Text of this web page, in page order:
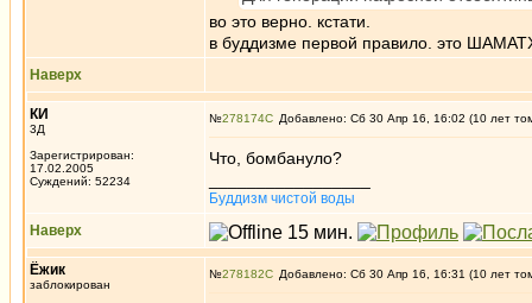
во это верно. кстати.
в буддизме первой правило. это
Наверх
КИ
3Д
Зарегистрирован:
17.02.2005
Суждений: 52234
№278174 Добавлено: Сб 30 Апр 16, 16:02 (10 лет
Что, бомбануло?
Буддизм чистой воды
Наверх
Ёжик
заблокирован
№278182 Добавлено: Сб 30 Апр 16, 16:31 (10 лет